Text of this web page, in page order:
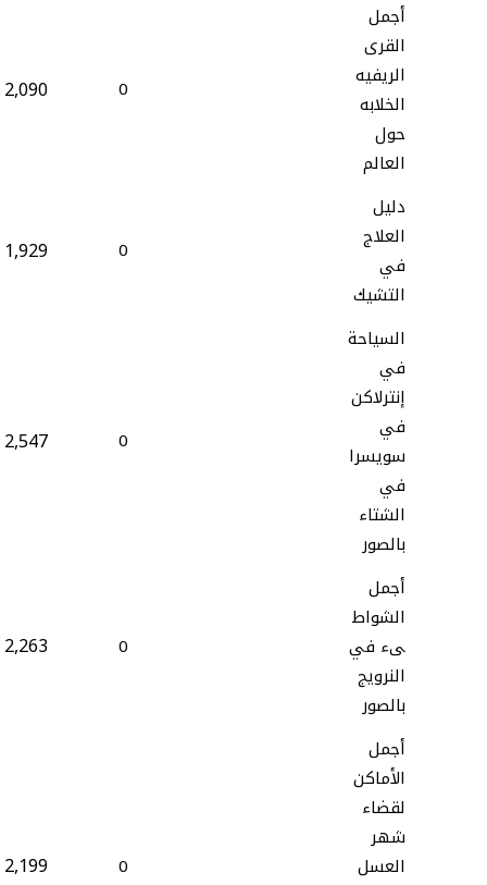
أجمل
القرى
الريفيه
الخلابه
حول
العالم
0
2,090
دليل
العلاج
في
التشيك
0
1,929
السياحة
في
إنترلاكن
في
سويسرا
في
الشتاء
بالصور
0
2,547
أجمل
الشواط
ىء في
النرويج
بالصور
0
2,263
أجمل
الأماكن
لقضاء
شهر
العسل
0
2,199